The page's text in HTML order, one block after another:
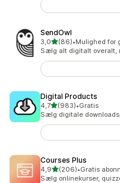
SendOwl
3,0ud af 5 stjerner
(86)
86 anmeldelser i alt
•Mulighed for
Sælg alt digitalt overalt,
Digital Products
4,7ud af 5 stjerner
(983)
983 anmeldelser i alt
•Gratis
Sælg digitale
Courses Plus
4,9ud af 5 stjerner
(206)
206 anmeldelser i alt
•Gratis
Sælg onlinekurser,